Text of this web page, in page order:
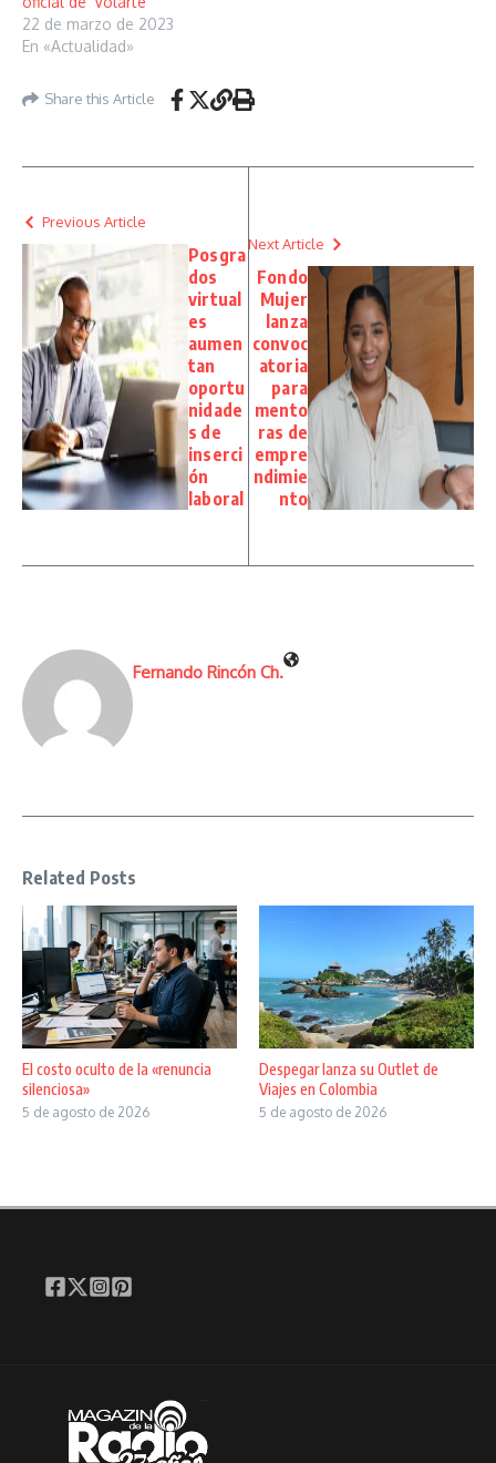
22 de marzo de 2023
En «Actualidad»
Share this Article
Previous Article
Posgra
dos
virtual
es
aumen
tan
oportu
nidade
s de
inserci
ón
laboral
Next Article
Fondo
Mujer
lanza
convoc
atoria
para
mento
ras de
empre
ndimie
nto
Fernando Rincón Ch.
Related Posts
El costo oculto de la «renuncia
silenciosa»
5 de agosto de 2026
Despegar lanza su Outlet de
Viajes en Colombia
5 de agosto de 2026